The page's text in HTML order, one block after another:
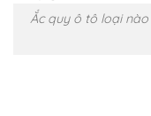
Ắc quy ô tô loại